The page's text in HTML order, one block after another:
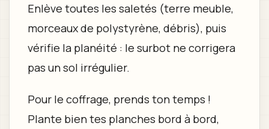
Enlève toutes les saletés (terre meuble,
morceaux de polystyrène, débris), puis
vérifie la planéité : le surbot ne corrigera
pas un sol irrégulier.
Pour le coffrage, prends ton temps !
Plante bien tes planches bord à bord,